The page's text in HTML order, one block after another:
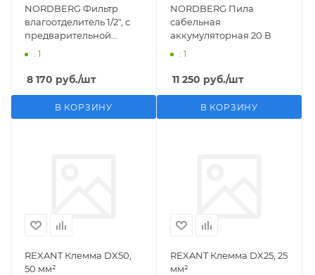
NORDBERG Фильтр
влагоотделитель 1/2", с
предварительной
фильтрацией
: 1
8 170 руб./шт
В КОРЗИНУ
NORDBERG Пила
сабельная
аккумуляторная 20 В
: 1
11 250 руб./шт
В КОРЗИНУ
REXANT Клемма DX50,
50 мм²
REXANT Клемма DX25, 25
мм²